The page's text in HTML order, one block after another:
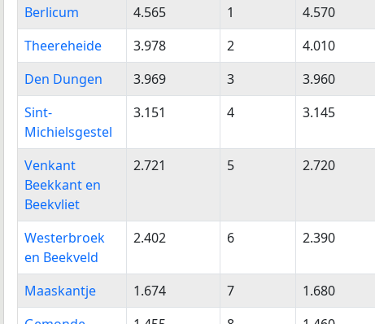
Buurtnaam
Inwoners
2026
Positie
2026
Inwoners
2025
Berlicum 4.565 1 4.570
Theereheide
3.978 2 4.010
Den Dungen
3.969 3 3.960
Sint-
Michielsgestel
3.151 4 3.145
Venkant
Beekkant en
Beekvliet
2.721 5 2.720
Westerbroek
en Beekveld
2.402 6 2.390
Maaskantje 1.674 7 1.680